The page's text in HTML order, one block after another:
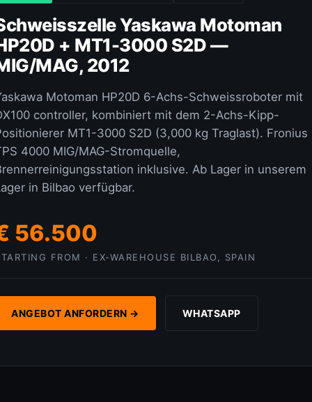
Yaskawa Motoman
+ MT1-3000 S2D —
MAG, 2012
Motoman HP20D 6-Achs-Schweissroboter mit
controller, kombiniert mit dem 2-Achs-Kipp-
MT1-3000 S2D (3,000 kg Traglast). Fronius
4000 MIG/MAG-Stromquelle,
inklusive. Ab Lager in unserem
in Bilbao verfügbar.
56.500
FROM · EX-WAREHOUSE BILBAO, SPAIN
ANGEBOT ANFORDERN → WHATSAPP